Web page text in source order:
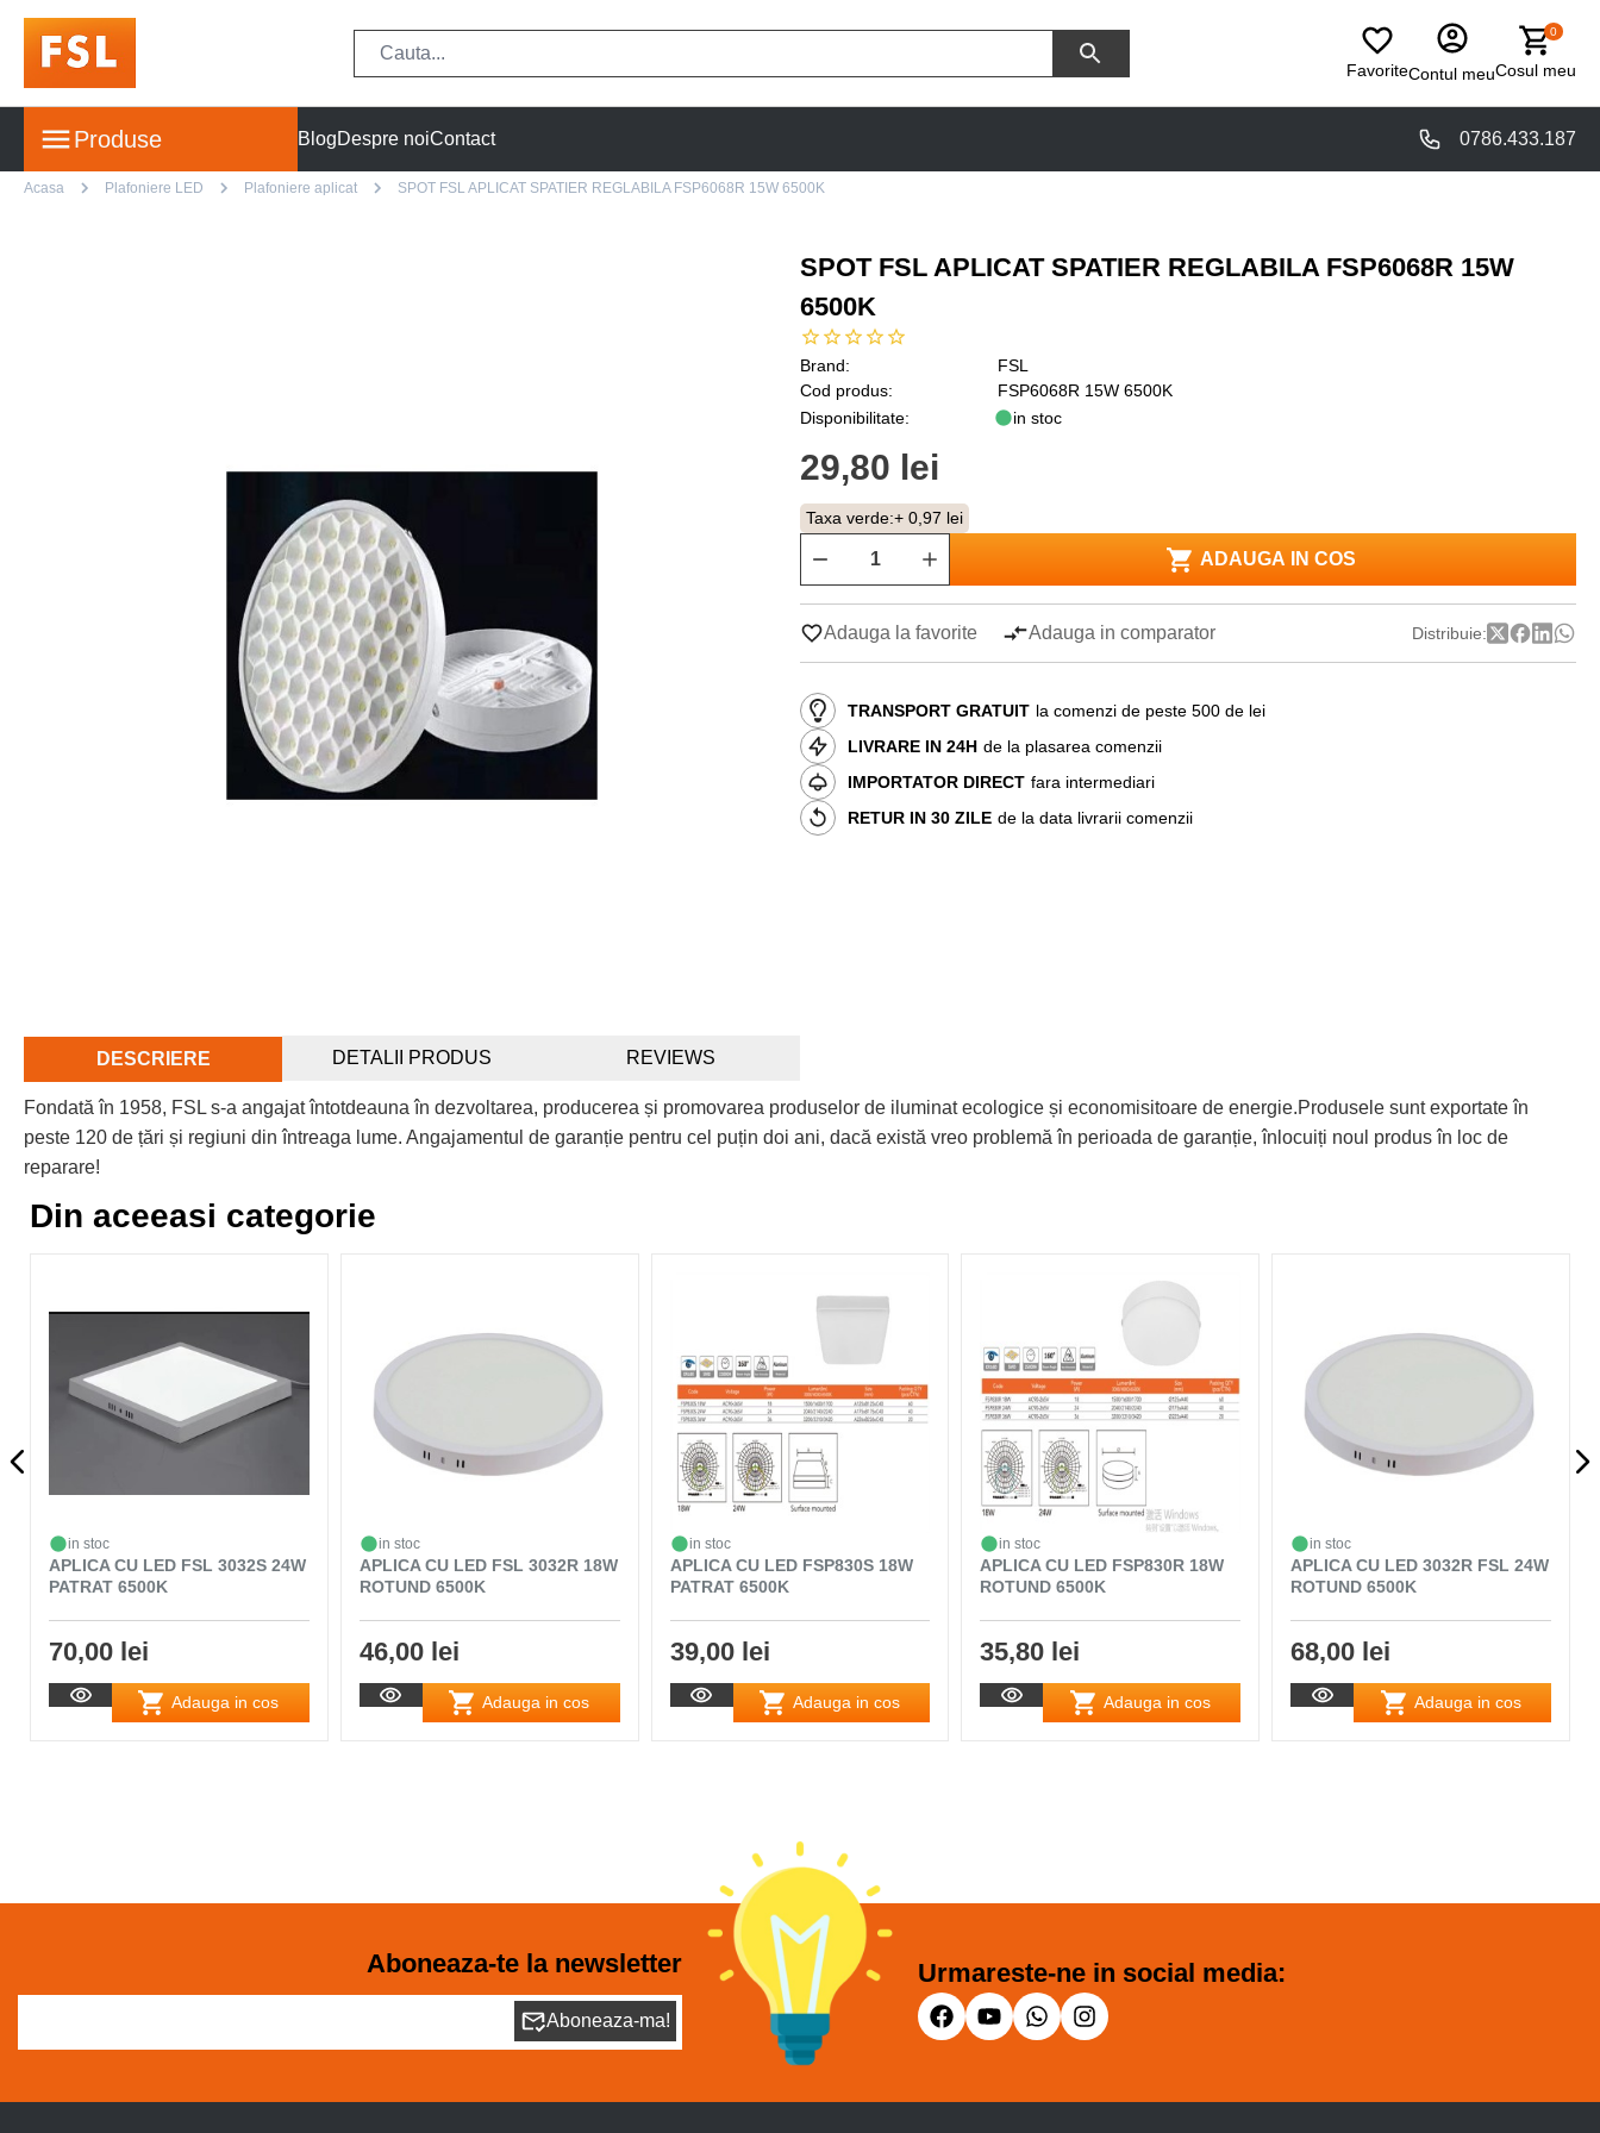
FavoriteContul meu
0
Cosul meu
Produse BlogDespre noiContact 0786.433.187
Acasa Plafoniere LED Plafoniere aplicat SPOT FSL APLICAT SPATIER REGLABILA FSP6068R 15W 6500K
SPOT FSL APLICAT SPATIER REGLABILA FSP6068R 15W
6500K
Brand:
FSL
Cod produs:
FSP6068R 15W 6500K
Disponibilitate:
in stoc
29,80 lei
Taxa verde:+ 0,97 lei
ADAUGA IN COS
Adauga la favorite Adauga in comparator Distribuie:
TRANSPORT GRATUIT la comenzi de peste 500 de lei
LIVRARE IN 24H de la plasarea comenzii
IMPORTATOR DIRECT fara intermediari
RETUR IN 30 ZILE de la data livrarii comenzii
DESCRIERE DETALII PRODUS REVIEWS
Fondată în 1958, FSL s-a angajat întotdeauna în dezvoltarea, producerea și promovarea produselor de iluminat ecologice și economisitoare de energie.Produsele sunt exportate în
peste 120 de țări și regiuni din întreaga lume. Angajamentul de garanție pentru cel puțin doi ani, dacă există vreo problemă în perioada de garanție, înlocuiți noul produs în loc de
reparare!
Din aceeasi categorie
in stoc
APLICA CU LED FSL 3032S 24W
PATRAT 6500K
70,00 lei
Adauga in cos
in stoc
APLICA CU LED FSL 3032R 18W
ROTUND 6500K
46,00 lei
Adauga in cos
in stoc
APLICA CU LED FSP830S 18W
PATRAT 6500K
39,00 lei
Adauga in cos
in stoc
APLICA CU LED FSP830R 18W
ROTUND 6500K
35,80 lei
Adauga in cos
in stoc
APLICA CU LED 3032R FSL 24W
ROTUND 6500K
68,00 lei
Adauga in cos
Aboneaza-te la newsletter
Aboneaza-ma!
Urmareste-ne in social media: